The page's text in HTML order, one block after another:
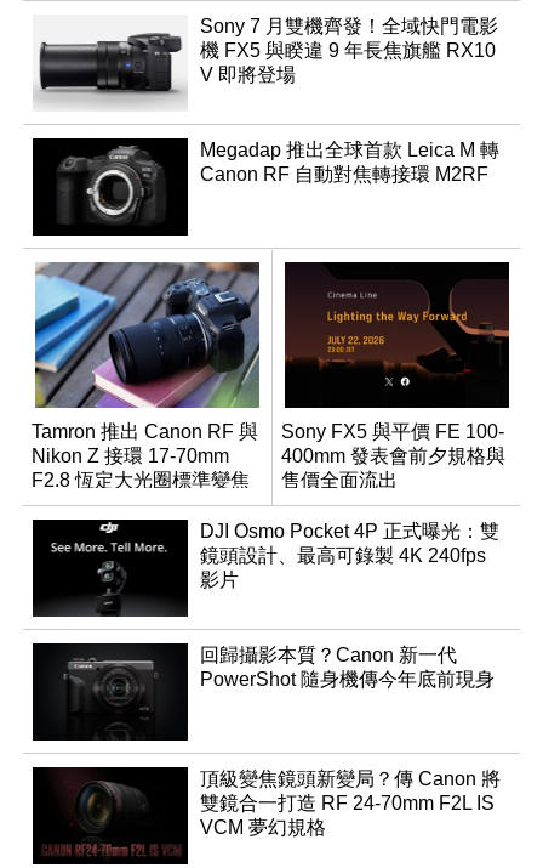
Sony 7 月雙機齊發！全域快門電影
機 FX5 與睽違 9 年長焦旗艦 RX10
V 即將登場
Megadap 推出全球首款 Leica M 轉
Canon RF 自動對焦轉接環 M2RF
Tamron 推出 Canon RF 與
Nikon Z 接環 17-70mm
F2.8 恆定大光圈標準變焦
鏡
Sony FX5 與平價 FE 100-
400mm 發表會前夕規格與
售價全面流出
DJI Osmo Pocket 4P 正式曝光：雙
鏡頭設計、最高可錄製 4K 240fps
影片
回歸攝影本質？Canon 新一代
PowerShot 隨身機傳今年底前現身
頂級變焦鏡頭新變局？傳 Canon 將
雙鏡合一打造 RF 24-70mm F2L IS
VCM 夢幻規格